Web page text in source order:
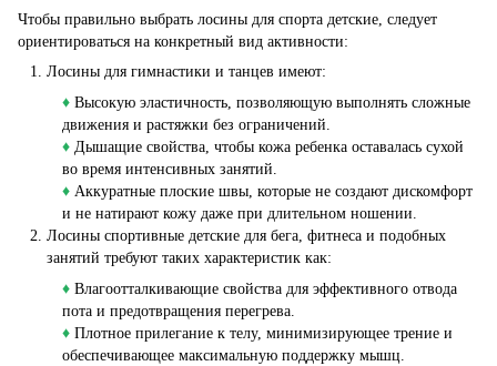
Чтобы правильно выбрать лосины для спорта детские, следует
ориентироваться на конкретный вид активности:
Лосины для гимнастики и танцев имеют:
♦ Высокую эластичность, позволяющую выполнять сложные
движения и растяжки без ограничений.
♦ Дышащие свойства, чтобы кожа ребенка оставалась сухой
во время интенсивных занятий.
♦ Аккуратные плоские швы, которые не создают дискомфорт
и не натирают кожу даже при длительном ношении.
Лосины спортивные детские для бега, фитнеса и подобных
занятий требуют таких характеристик как:
♦ Влагоотталкивающие свойства для эффективного отвода
пота и предотвращения перегрева.
♦ Плотное прилегание к телу, минимизирующее трение и
обеспечивающее максимальную поддержку мышц.